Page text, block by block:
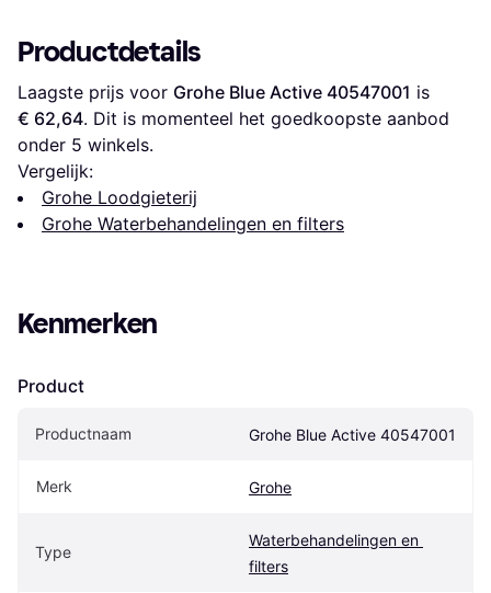
Productdetails
Laagste prijs voor Grohe Blue Active 40547001
€ 62,64. Dit is momenteel het goedkoopste aanbod
onder 5 winkels.
Vergelijk:
Grohe Loodgieterij
Grohe Waterbehandelingen en filters
Kenmerken
Product
Productnaam Grohe Blue Active 40547001
Merk Grohe
Type
Waterbehandelingen en
filters